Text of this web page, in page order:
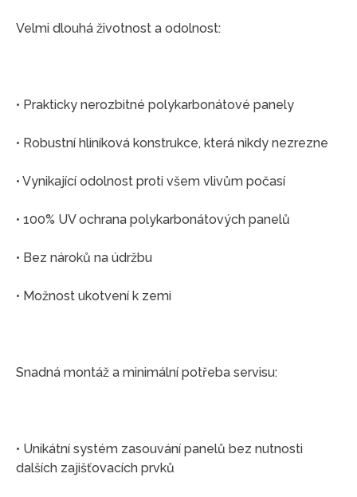
Velmi dlouhá životnost a odolnost:
• Prakticky nerozbitné polykarbonátové panely
• Robustní hliníková konstrukce, která nikdy nezrezne
• Vynikající odolnost proti všem vlivům počasí
• 100% UV ochrana polykarbonátových panelů
• Bez nároků na údržbu
• Možnost ukotvení k zemi
Snadná montáž a minimální potřeba servisu:
• Unikátní systém zasouvání panelů bez nutnosti
dalších zajišťovacích prvků